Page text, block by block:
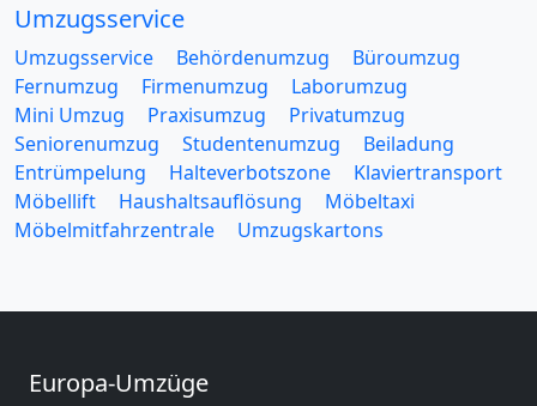
Umzugsservice
Umzugsservice Behördenumzug
Büroumzug
Fernumzug
Firmenumzug
Laborumzug
Mini Umzug
Praxisumzug
Privatumzug
Seniorenumzug
Studentenumzug
Beiladung
Entrümpelung
Halteverbotszone
Klaviertransport
Möbellift
Haushaltsauflösung
Möbeltaxi
Möbelmitfahrzentrale
Umzugskartons
Europa-Umzüge